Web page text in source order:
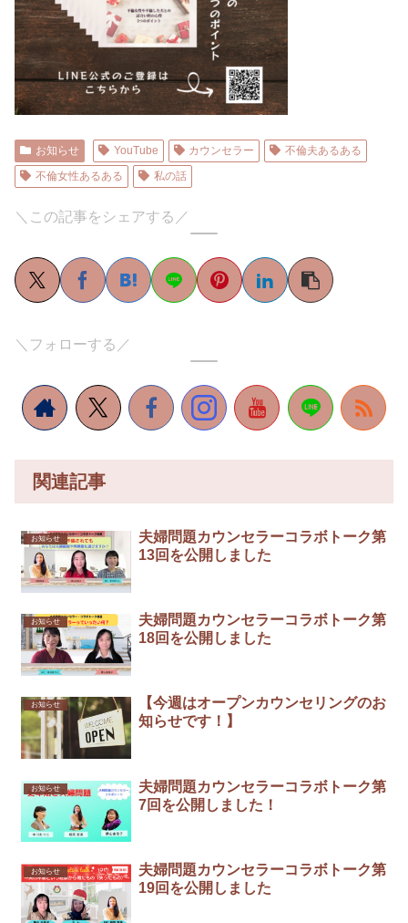
お知らせ YouTube カウンセラー
不倫夫あるある
不倫女性あるある
私の話
＼この記事をシェアする／
＼フォローする／
関連記事
お知らせ
夫婦問題カウンセラーコラボトーク第
13回を公開しました
お知らせ
夫婦問題カウンセラーコラボトーク第
18回を公開しました
お知らせ
【今週はオープンカウンセリングのお
知らせです！】
お知らせ
夫婦問題カウンセラーコラボトーク第
7回を公開しました！
お知らせ
夫婦問題カウンセラーコラボトーク第
19回を公開しました